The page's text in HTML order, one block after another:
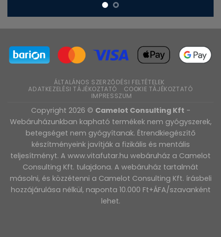
ÁLTALÁNOS SZERZŐDÉSI FELTÉTELEK
ADATKEZELÉSI TÁJÉKOZTATÓ
COOKIE TÁJÉKOZTATÓ
IMPRESSZUM
Copyright 2026 © Camelot Consulting Kft -
Webáruházunkban kapható termékek nem gyógyszerek,
betegséget nem gyógyítanak. Étrendkiegészítő
készítményeink javítják a fizikális és mentális
teljesítményt. A www.vitafutar.hu webáruház a Camelot
Consulting Kft. tulajdona. A webáruház tartalmát
másolni, és közzétenni a Camelot Consulting Kft. írásbeli
hozzájárulása nélkül, naponta 10.000 Ft+ÁFA/szavanként
lehet.